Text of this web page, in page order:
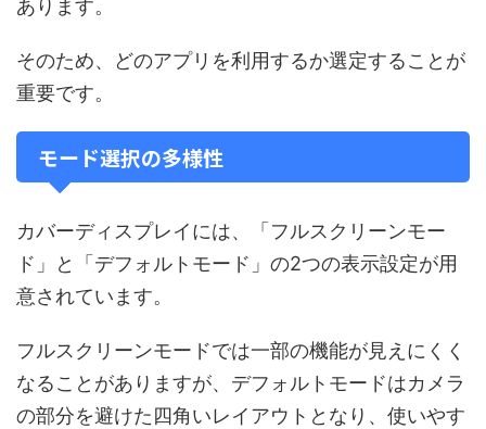
あります。
そのため、どのアプリを利用するか選定することが
重要です。
モード選択の多様性
カバーディスプレイには、「フルスクリーンモー
ド」と「デフォルトモード」の2つの表示設定が用
意されています。
フルスクリーンモードでは一部の機能が見えにくく
なることがありますが、デフォルトモードはカメラ
の部分を避けた四角いレイアウトとなり、使いやす